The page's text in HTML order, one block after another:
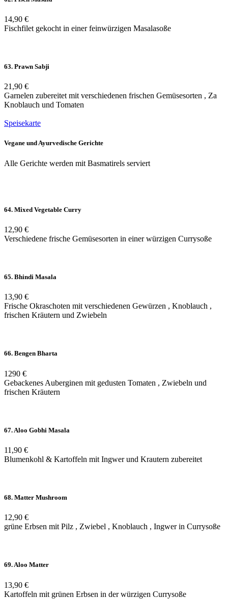
14,90 €
Fischfilet gekocht in einer feinwürzigen Masalasoße
63. Prawn Sabji
21,90 €
Garnelen zubereitet mit verschiedenen frischen Gemüsesorten , Za
Knoblauch und Tomaten
Speisekarte
Vegane und Ayurvedische Gerichte
Alle Gerichte werden mit Basmatirels serviert
64. Mixed Vegetable Curry
12,90 €
Verschiedene frische Gemüsesorten in einer würzigen Currysoße
65. Bhindi Masala
13,90 €
Frische Okraschoten mit verschiedenen Gewürzen , Knoblauch ,
frischen Kräutern und Zwiebeln
66. Bengen Bharta
1290 €
Gebackenes Auberginen mit gedusten Tomaten , Zwiebeln und
frischen Kräutern
67. Aloo Gobhi Masala
11,90 €
Blumenkohl & Kartoffeln mit Ingwer und Krautern zubereitet
68. Matter Mushroom
12,90 €
grüne Erbsen mit Pilz , Zwiebel , Knoblauch , Ingwer in Currysoße
69. Aloo Matter
13,90 €
Kartoffeln mit grünen Erbsen in der würzigen Currysoße